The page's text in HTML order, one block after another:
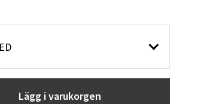
Lägg i varukorgen